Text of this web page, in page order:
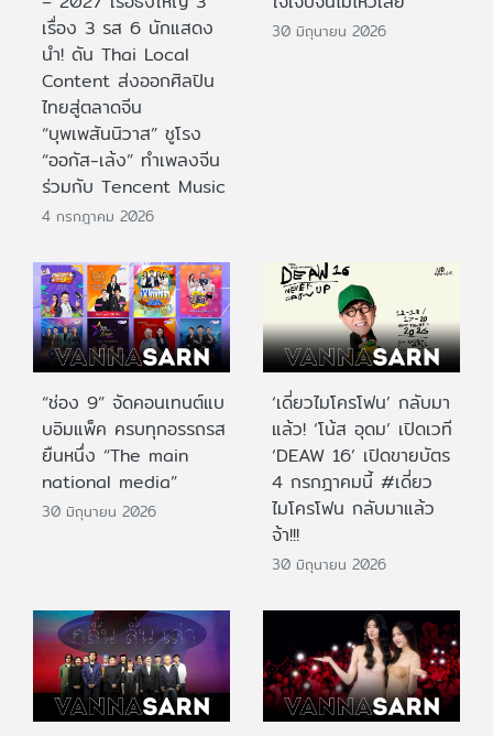
เรื่อง 3 รส 6 นักแสดง
นำ! ดัน Thai Local
Content ส่งออกศิลปิน
ไทยสู่ตลาดจีน
“บุพเพสันนิวาส” ชูโรง
“ออกัส-เล้ง” ทำเพลงจีน
ร่วมกับ Tencent Music
4 กรกฎาคม 2026
30 มิถุนายน 2026
“ช่อง 9” จัดคอนเทนต์แบ
บอิมแพ็ค ครบทุกอรรถรส
ยืนหนึ่ง “The main
national media”
30 มิถุนายน 2026
‘เดี่ยวไมโครโฟน’ กลับมา
แล้ว! ‘โน้ส อุดม’ เปิดเวที
‘DEAW 16’ เปิดขายบัตร
4 กรกฎาคมนี้ #เดี่ยว
ไมโครโฟน กลับมาแล้ว
จ้า!!!
30 มิถุนายน 2026